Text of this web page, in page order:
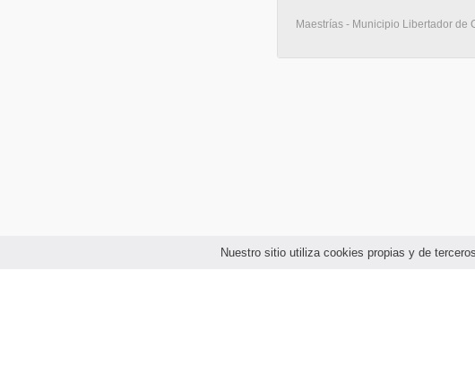
Nuestro sitio utiliza cookies propias y de
Maestrías - Municipio Libertador de